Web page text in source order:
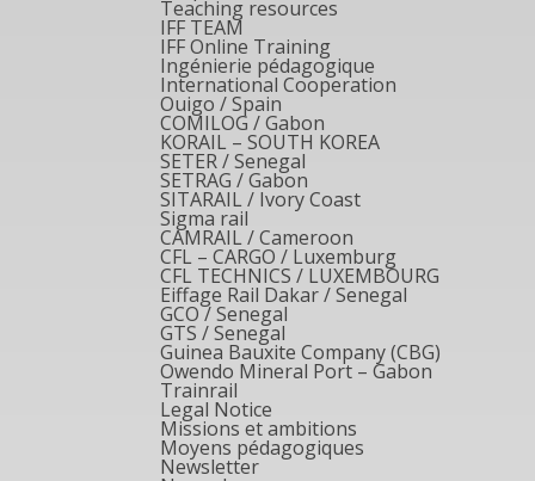
Teaching resources
IFF TEAM
IFF Online Training
Ingénierie pédagogique
International Cooperation
Ouigo / Spain
COMILOG / Gabon
KORAIL – SOUTH KOREA
SETER / Senegal
SETRAG / Gabon
SITARAIL / Ivory Coast
Sigma rail
CAMRAIL / Cameroon
CFL – CARGO / Luxemburg
CFL TECHNICS / LUXEMBOURG
Eiffage Rail Dakar / Senegal
GCO / Senegal
GTS / Senegal
Guinea Bauxite Company (CBG)
Owendo Mineral Port – Gabon
Trainrail
Legal Notice
Missions et ambitions
Moyens pédagogiques
Newsletter